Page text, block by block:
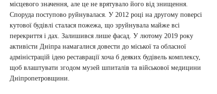
місцевого значення, але це не врятувало його від знищення.
Споруда поступово руйнувалася. У 2012 році на другому поверсі
кутової будівлі сталася пожежа, що зруйнувала майже всі
перекриття і дах. Залишився лише фасад. У лютому 2019 року
активісти Дніпра намагалися довести до міської та обласної
адміністрацій ідею реставрації хоча б деяких будівель комплексу,
щоб влаштувати згодом музей шпиталів та військової медицини
Дніпропетровщини.